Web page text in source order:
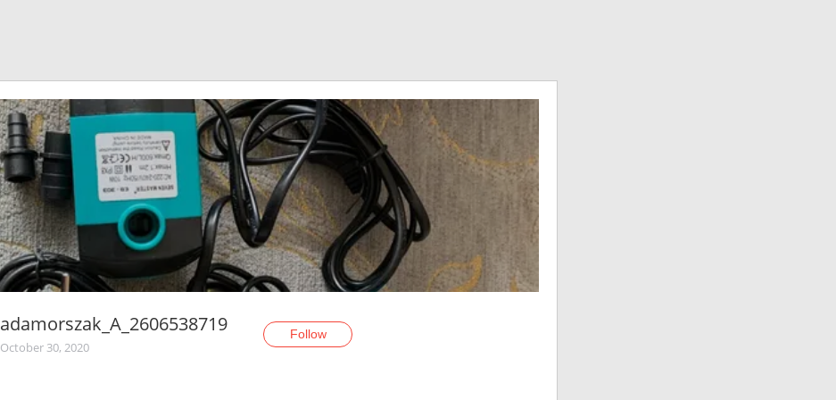
adamorszak_A_2606538719
October 30, 2020
Follow